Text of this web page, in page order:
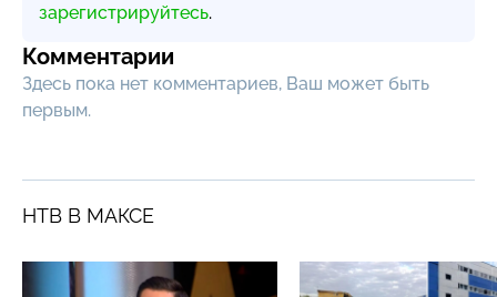
зарегистрируйтесь.
Комментарии
Здесь пока нет комментариев, Ваш может быть
первым.
НТВ В МАКСЕ